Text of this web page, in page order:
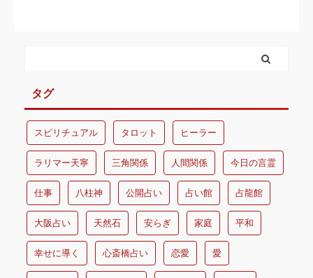
タグ
スピリチュアル タロット ヒーラー
ラリマー天寧 三角関係 人間関係 今日の言霊
仕事 八柱神 公開占い 占い館 占龍館
大阪占い 天然石 安らぎ 家庭 平和
幸せに導く 心斎橋占い 恋愛 愛